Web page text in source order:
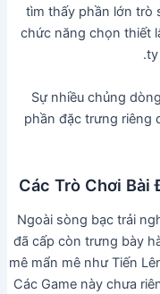
tìm thấy phần lớn trò
chức năng chọn thiết
Sự nhiều chủng
phần đặc trưng riêng
Các Trò Chơi Bài
Ngoài sòng bạc trải
đã cấp còn trưng bày
mê mẩn mê như Tiến
Các Game này chưa